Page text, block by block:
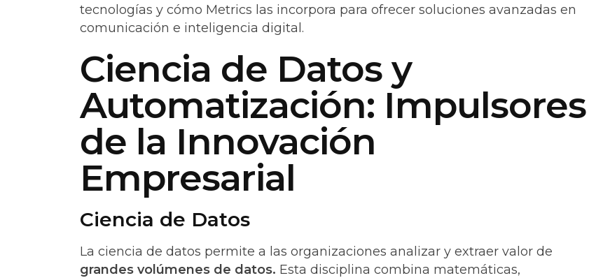
tecnologías y cómo Metrics las incorpora para ofrecer soluciones avanzadas en
comunicación e inteligencia digital.
Ciencia de Datos y
Automatización: Impulsores
de la Innovación
Empresarial
Ciencia de Datos
La ciencia de datos permite a las organizaciones analizar y extraer valor de
grandes volúmenes de datos. Esta disciplina combina matemáticas,